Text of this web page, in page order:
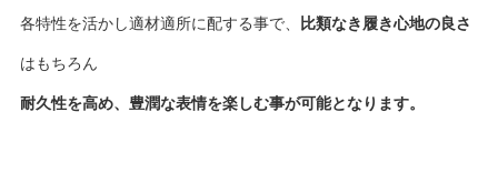
各特性を活かし適材適所に配する事で、 比類なき履き心地の良さ
はもちろん
耐久性を高め、豊潤な表情を楽しむ事が可能となります。